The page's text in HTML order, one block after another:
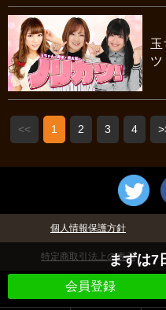
まずは7
会員登録
ツ
<< 1 2 3 4
個人情報保護方針
特定商取引法上の表示
©